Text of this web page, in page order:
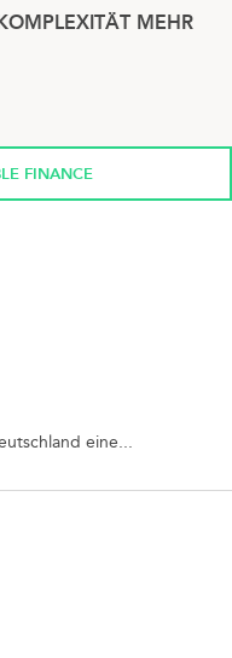
MEHR
FINANCE
eine...